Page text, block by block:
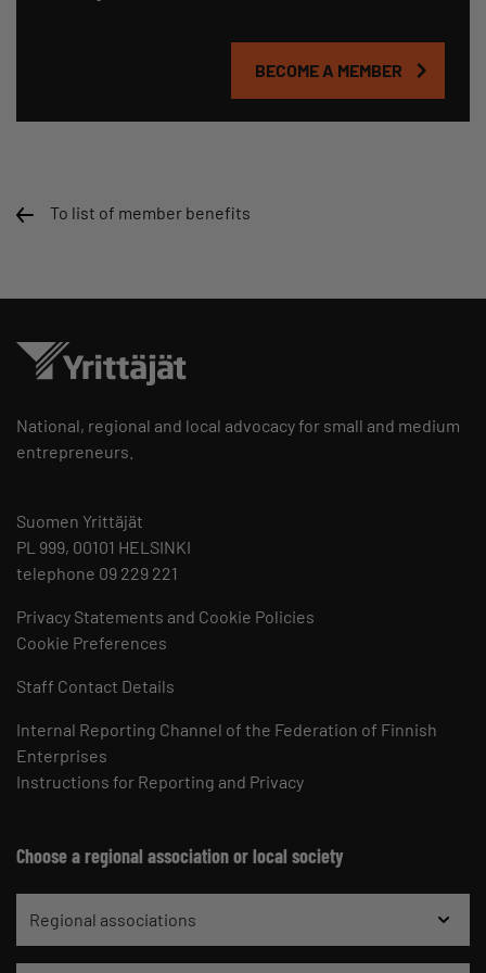
BECOME A MEMBER
To list of member benefits
National, regional and local advocacy for small and medium
entrepreneurs.
Suomen Yrittäjät
PL 999, 00101 HELSINKI
telephone 09 229 221
Privacy Statements and Cookie Policies
Cookie Preferences
Staff Contact Details
Internal Reporting Channel of the Federation of Finnish
Enterprises
Instructions for Reporting and Privacy
Choose a regional association or local society
Regional associations